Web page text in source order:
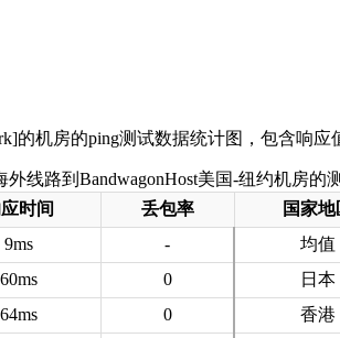
外线路到BandwagonHost美国-纽约机房的
时间 丢包率 国家地
9ms - 均值
60ms 0 日本
64ms 0 香港